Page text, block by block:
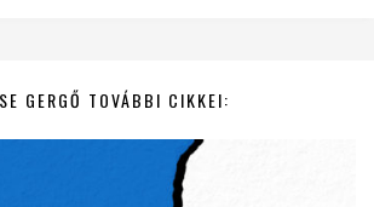
GERGŐ TOVÁBBI CIKKEI: